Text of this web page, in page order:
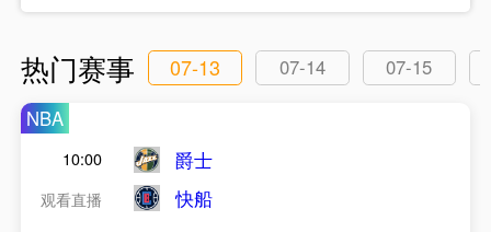
热门赛事 07-13 07-14
07-15
NBA
10:00
观看直播
爵士
快船